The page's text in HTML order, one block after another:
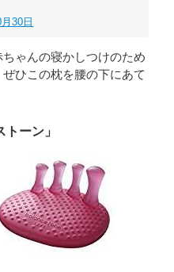
30日
ゃんの寝かしつけのため
ひこの枕を腰の下にあて
ーン」